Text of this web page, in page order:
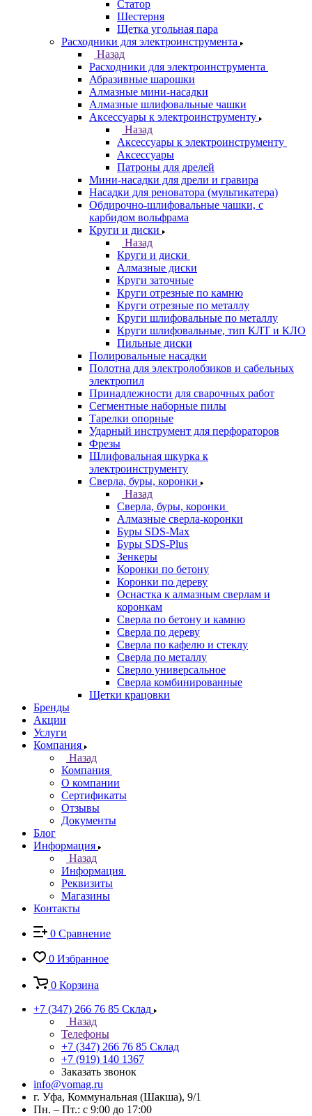
Статор
Шестерня
Щетка угольная пара
Расходники для электроинструмента
Назад
Расходники для электроинструмента
Абразивные шарошки
Алмазные мини-насадки
Алмазные шлифовальные чашки
Аксессуары к электроинструменту
Назад
Аксессуары к электроинструменту
Аксессуары
Патроны для дрелей
Мини-насадки для дрели и гравира
Насадки для реноватора (мультикатера)
Обдирочно-шлифовальные чашки, с
карбидом вольфрама
Круги и диски
Назад
Круги и диски
Алмазные диски
Круги заточные
Круги отрезные по камню
Круги отрезные по металлу
Круги шлифовальные по металлу
Круги шлифовальные, тип КЛТ и КЛО
Пильные диски
Полировальные насадки
Полотна для электролобзиков и сабельных
электропил
Принадлежности для сварочных работ
Сегментные наборные пилы
Тарелки опорные
Ударный инструмент для перфораторов
Фрезы
Шлифовальная шкурка к
электроинструменту
Сверла, буры, коронки
Назад
Сверла, буры, коронки
Алмазные сверла-коронки
Буры SDS-Max
Буры SDS-Plus
Зенкеры
Коронки по бетону
Коронки по дереву
Оснастка к алмазным сверлам и
коронкам
Сверла по бетону и камню
Сверла по дереву
Сверла по кафелю и стеклу
Сверла по металлу
Сверло универсальное
Сверла комбинированные
Щетки крацовки
Бренды
Акции
Услуги
Компания
Назад
Компания
О компании
Сертификаты
Отзывы
Документы
Блог
Информация
Назад
Информация
Реквизиты
Магазины
Контакты
0 Сравнение
0 Избранное
0 Корзина
+7 (347) 266 76 85 Склад
Назад
Телефоны
+7 (347) 266 76 85 Склад
+7 (919) 140 1367
Заказать звонок
info@vomag.ru
г. Уфа, Коммунальная (Шакша), 9/1
Пн. – Пт.: с 9:00 до 17:00